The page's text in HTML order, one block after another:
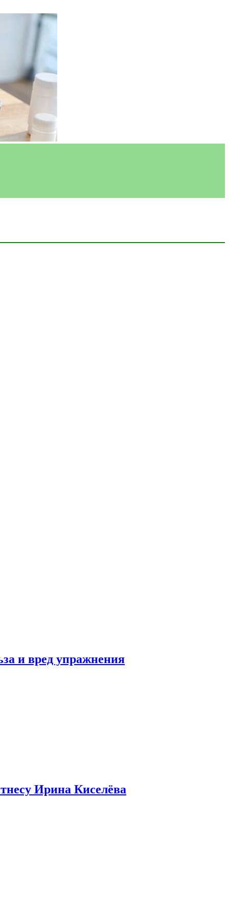
и вред упражнения
Ирина Киселёва